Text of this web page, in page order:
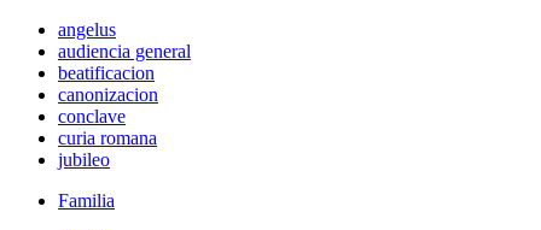
angelus
audiencia general
beatificacion
canonizacion
conclave
curia romana
jubileo
Familia